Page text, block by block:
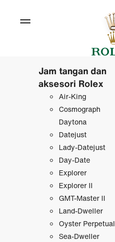
Jam tangan dan
aksesori Rolex
Air-King
Cosmograph
Daytona
Datejust
Lady-Datejust
Day-Date
Explorer
Explorer II
GMT-Master II
Land-Dweller
Oyster Perpetual
Sea-Dweller